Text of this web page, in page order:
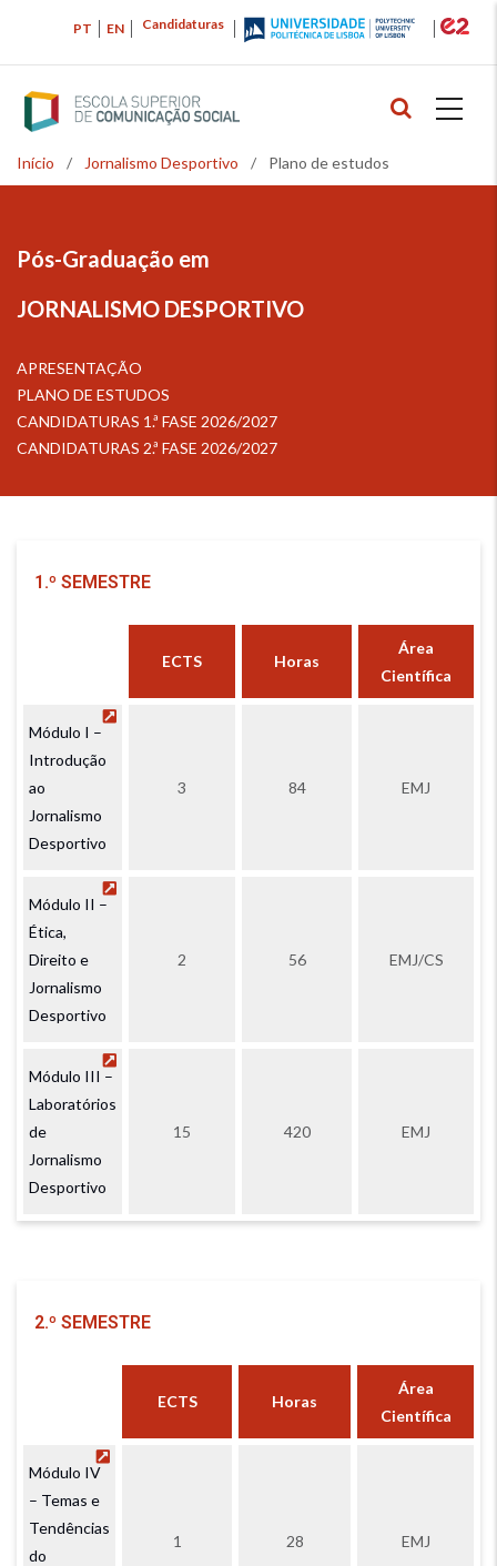
principal
Candidaturas
PT EN
Navegação
Início / Jornalismo Desportivo / Plano de estudos
Pós-Graduação em
JORNALISMO DESPORTIVO
APRESENTAÇÃO
PLANO DE ESTUDOS
CANDIDATURAS 1.ª FASE 2026/2027
CANDIDATURAS 2.ª FASE 2026/2027
1.º SEMESTRE
ECTS Horas
Área
Científica
Módulo I –
Introdução
ao
Jornalismo
Desportivo
3 84 EMJ
Módulo II –
Ética,
Direito e
Jornalismo
Desportivo
2 56 EMJ/CS
Módulo III –
Laboratórios
de
Jornalismo
Desportivo
15 420 EMJ
2.º SEMESTRE
ECTS Horas
Área
Científica
Módulo IV
– Temas e
Tendências
do
1 28 EMJ